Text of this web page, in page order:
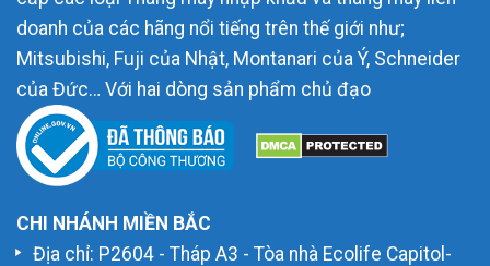
doanh của các hãng nổi tiếng trên thế giới như;
Mitsubishi, Fuji của Nhật, Montanari của Ý, Schneider
của Đức… Với hai dòng sản phẩm chủ đạo
CHI NHÁNH MIỀN BẮC
Địa chỉ: P2604 - Tháp A3 - Tòa nhà Ecolife Capitol-